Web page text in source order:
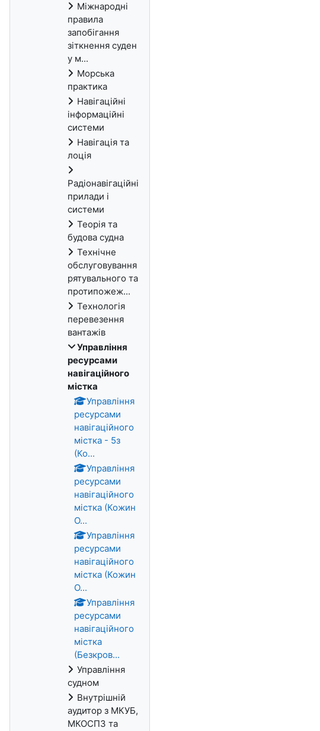
Міжнародні
правила
запобігання
зіткнення суден
у м...
Морська
практика
Навігаційні
інформаційні
системи
Навігація та
лоція
Радіонавігаційні
прилади і
системи
Теорія та
будова судна
Технічне
обслуговування
рятувального та
протипожеж...
Технологія
перевезення
вантажів
Управління
ресурсами
навігаційного
містка
Управління
ресурсами
навігаційного
містка - 5з
(Ко...
Управління
ресурсами
навігаційного
містка (Кожин
О...
Управління
ресурсами
навігаційного
містка (Кожин
О...
Управління
ресурсами
навігаційного
містка
(Безкров...
Управління
судном
Внутрішній
аудитор з МКУБ,
МКОСПЗ та